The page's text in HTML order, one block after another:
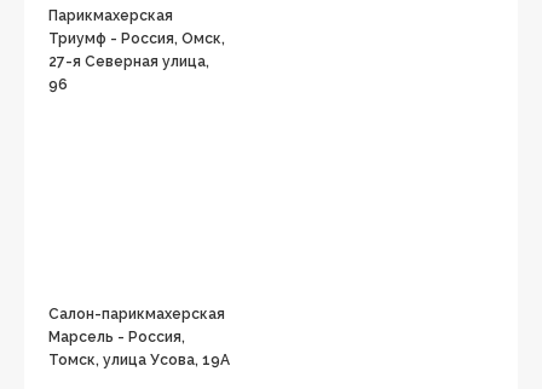
Парикмахерская
Триумф - Россия, Омск,
27-я Северная улица,
96
Салон-парикмахерская
Марсель - Россия,
Томск, улица Усова, 19А